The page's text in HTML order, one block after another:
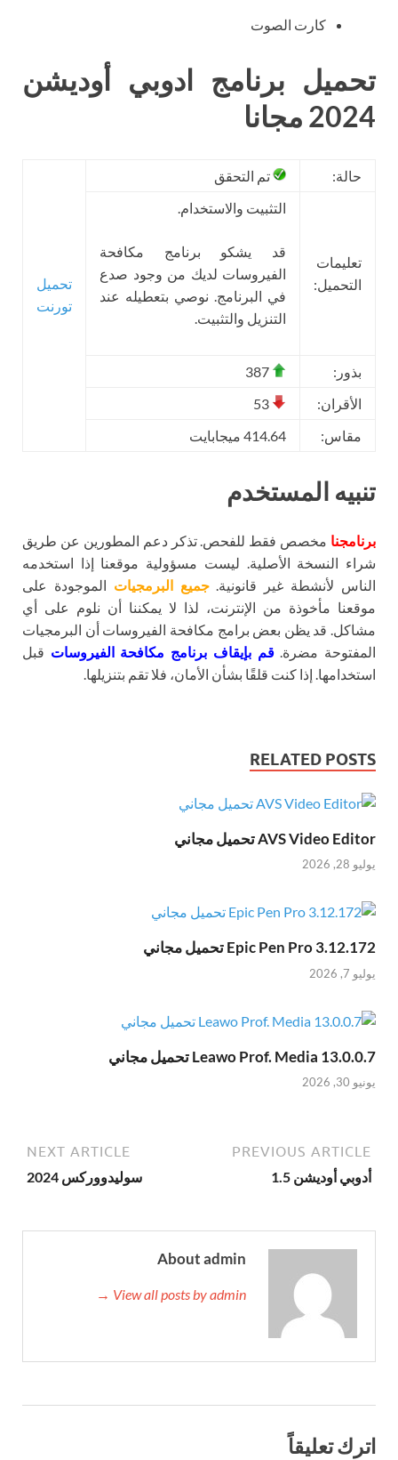
كارت الصوت
تحميل برنامج ادوبي أوديشن
2024 مجانا
حالة: تم التحقق
تحميل
تورنت
تعليمات
التحميل:
التثبيت والاستخدام.
قد يشكو برنامج مكافحة
الفيروسات لديك من وجود صدع
في البرنامج. نوصي بتعطيله عند
التنزيل والتثبيت.
بذور:
الأقران:
مقاس:
414.64 ميجابايت
تنبيه المستخدم
برنامجنا مخصص فقط للفحص. تذكر دعم المطورين عن طريق
شراء النسخة الأصلية. ليست مسؤولية موقعنا إذا استخدمه
الناس لأنشطة غير قانونية.جميع البرمجيات الموجودة على
موقعنا مأخوذة من الإنترنت، لذا لا يمكننا أن نلوم على أي
مشاكل. قد يظن بعض برامج مكافحة الفيروسات أن البرمجيات
المفتوحة مضرة.قم بإيقاف برنامج مكافحة الفيروسات قبل
استخدامها. إذا كنت قلقًا بشأن الأمان، فلا تقم بتنزيلها.
RELATED POSTS
AVS Video Editor تحميل مجاني
يوليو 28, 2026
Epic Pen Pro 3.12.172 تحميل مجاني
يوليو 7, 2026
Leawo Prof. Media 13.0.0.7 تحميل مجاني
يونيو 30, 2026
PREVIOUS ARTICLE
أدوبي أوديشن 1.5
NEXT ARTICLE
سوليدووركس 2024
About admin
View all posts by admin →
اترك تعليقاً